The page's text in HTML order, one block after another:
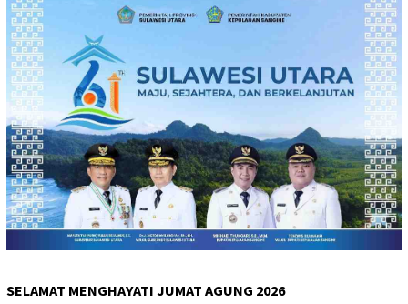
SELAMAT MENGHAYATI JUMAT AGUNG 2026